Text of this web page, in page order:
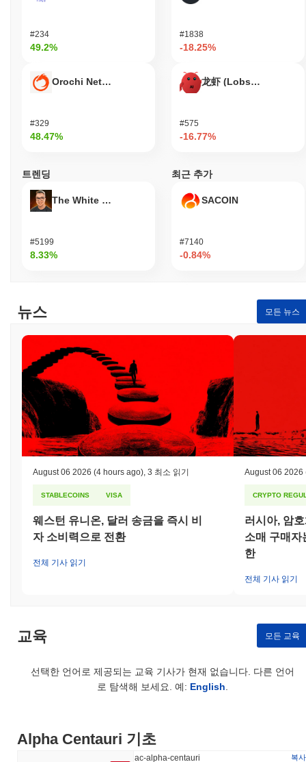
#234
49.2%
Orochi Network
#329
48.47%
#1838
-18.25%
龙虾 (Lobster)
#575
-16.77%
트렌딩
The White Bull
#5199
8.33%
최근 추가
SACOIN
#7140
-0.84%
뉴스 모든 뉴스
August 06 2026 (4 hours ago), 3 최소 읽기
STABLECOINS VISA
웨스턴 유니온, 달러 송금을 즉시 비
자 소비력으로 전환
전체 기사 읽기
August 06 2026
CRYPTO
러시아, 암
소매 구매자
한
전체 기사 읽기
교육 모든 교육
선택한 언어로 제공되는 교육 기사가 현재 없습니다. 다른 언어
로 탐색해 보세요. 예: English.
Alpha Centauri 기초
ac-alpha-centauri
복사